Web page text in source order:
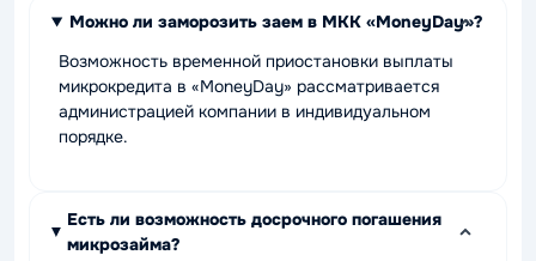
Можно ли заморозить заем в МКК «MoneyDay»?
Возможность временной приостановки выплаты
микрокредита в «MoneyDay» рассматривается
администрацией компании в индивидуальном
порядке.
Есть ли возможность досрочного погашения
микрозайма?